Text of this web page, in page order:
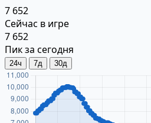
7 652
Сейчас в игре
7 652
Пик за сегодня
24ч 7д 30д